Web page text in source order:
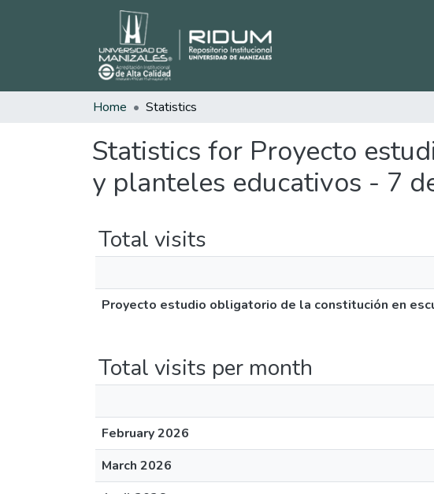
Home Statistics
Statistics for Proyecto
y planteles educativos - 7
Total visits
Proyecto estudio obligatorio de la constitución en
Total visits per month
February 2026
March 2026